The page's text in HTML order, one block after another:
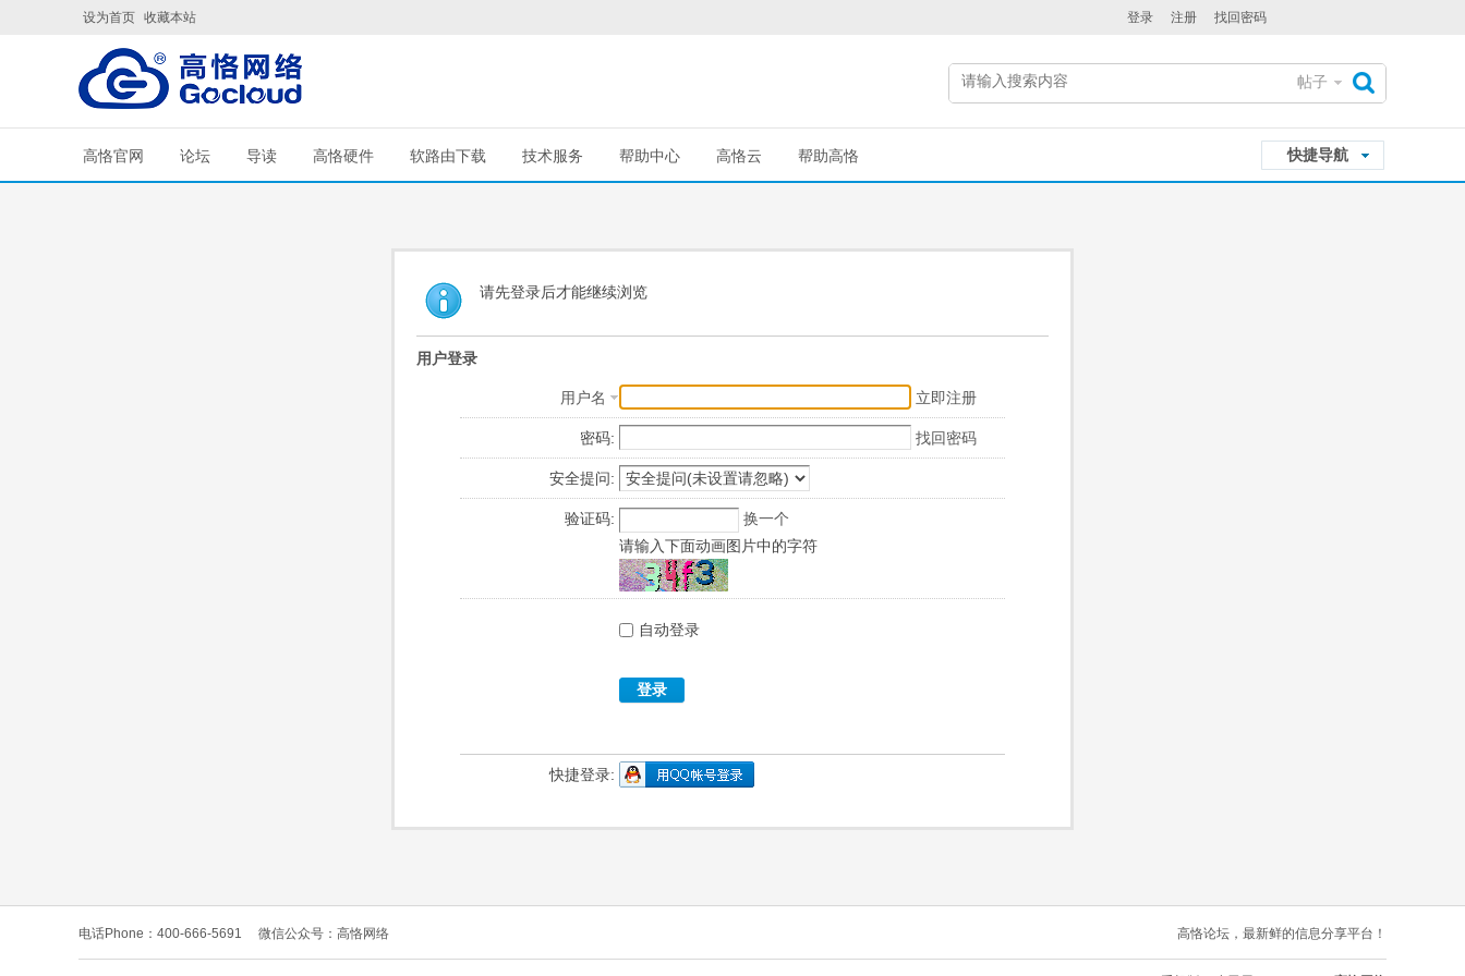
设为首页 收藏本站 登录 注册 找回密码
帖子
快捷导航
高恪官网 论坛 导读 高恪硬件 软路由下载 技术服务 帮助中心 高恪云 帮助高恪
请先登录后才能继续浏览
用户登录
用户名 立即注册
密码: 找回密码
安全提问:
验证码:
换一个
请输入下面动画图片中的字符
自动登录
登录
快捷登录:
电话Phone：400-666-5691 微信公众号：高恪网络 高恪论坛，最新鲜的信息分享平台！